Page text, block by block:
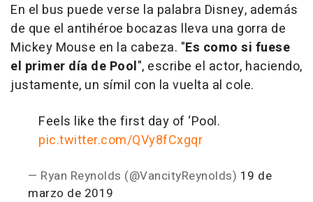
En el bus puede verse la palabra Disney, además
de que el antihéroe bocazas lleva una gorra de
Mickey Mouse en la cabeza. "Es como si fuese
el primer día de Pool", escribe el actor, haciendo,
justamente, un símil con la vuelta al cole.
Feels like the first day of ‘Pool.
pic.twitter.com/QVy8fCxgqr
— Ryan Reynolds (@VancityReynolds) 19 de
marzo de 2019